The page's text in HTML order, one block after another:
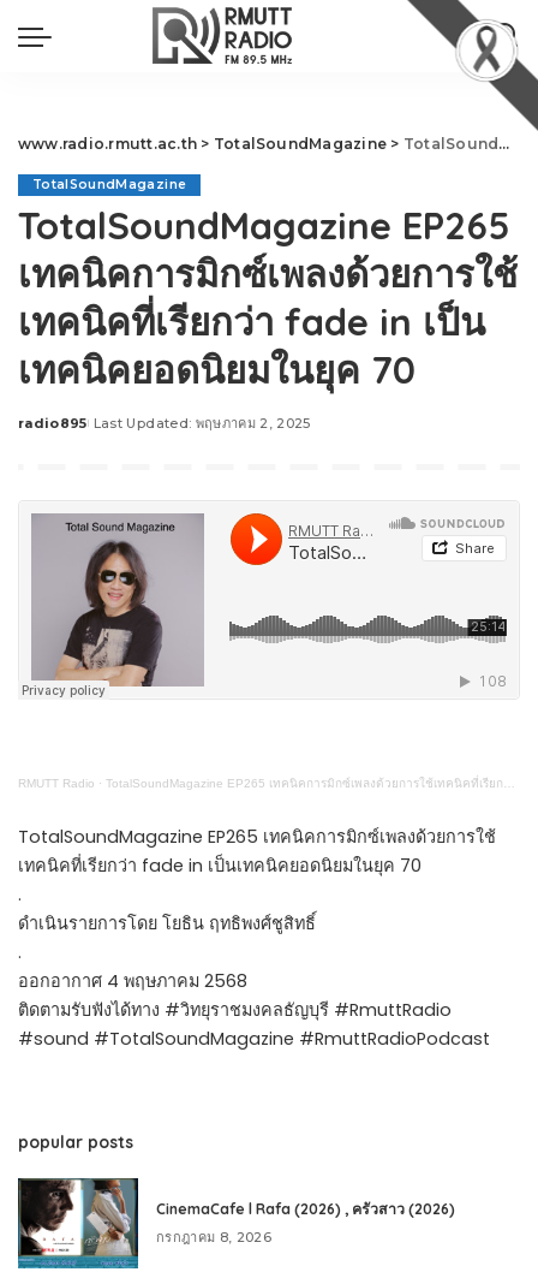
www.radio.rmutt.ac.th > TotalSoundMagazine > TotalSoundMagazine EP265 เทคนิคการมิกซ์เพลงด้วยการใช้เทคนิคที่เรียกว่า fade in เป็นเทคนิคยอดนิยมในยุค 70
TotalSoundMagazine
TotalSoundMagazine EP265
เทคนิคการมิกซ์เพลงด้วยการใช้
เทคนิคที่เรียกว่า fade in เป็น
เทคนิคยอดนิยมในยุค 70
Posted
radio895 Last Updated: พฤษภาคม 2, 2025
RMUTT Radio · TotalSoundMagazine EP265 เทคนิคการมิกซ์เพลงด้วยการใช้เทคนิคที่เรียกว่า fade in เป็นเทคนิคยอดนิยมในยุค 70
TotalSoundMagazine EP265 เทคนิคการมิกซ์เพลงด้วยการใช้
เทคนิคที่เรียกว่า fade in เป็นเทคนิคยอดนิยมในยุค 70
.
ดำเนินรายการโดย โยธิน ฤทธิพงศ์ชูสิทธิ์
.
ออกอากาศ 4 พฤษภาคม 2568
ติดตามรับฟังได้ทาง #วิทยุราชมงคลธัญบุรี #RmuttRadio
#sound #TotalSoundMagazine #RmuttRadioPodcast
popular posts
CinemaCafe l Rafa (2026) , ครัวสาว (2026)
กรกฎาคม 8, 2026